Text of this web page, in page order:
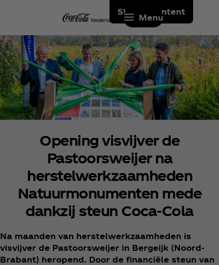
Skip to content
Menu
Opening visvijver de
Pastoorsweijer na
herstelwerkzaamheden
Natuurmonumenten mede
dankzij steun Coca‑Cola
Na maanden van herstelwerkzaamheden is
visvijver de Pastoorsweijer in Bergeijk (Noord-
Brabant) heropend. Door de financiële steun van